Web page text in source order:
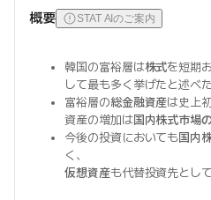
概要 STAT AIのご案内
韓国の富裕層は株式を短期
して最も多く挙げたと述べた
富裕層の総金融資産は史上
資産の増加は国内株式市場
今後の投資においても国内
く、
仮想資産も代替投資先とし